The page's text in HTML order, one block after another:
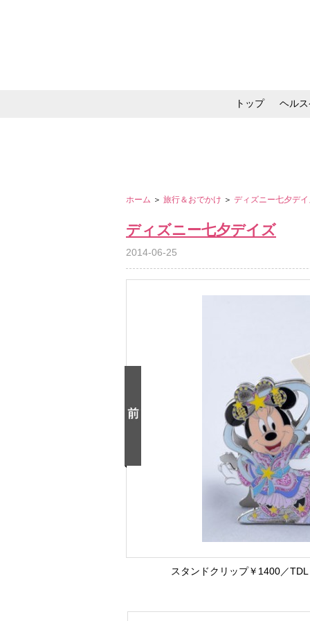
トップ ヘル
ホーム ＞ 旅行＆おでかけ ＞ ディズニー七夕デ
ディズニー七夕デイズ
2014-06-25
スタンドクリップ￥1400／